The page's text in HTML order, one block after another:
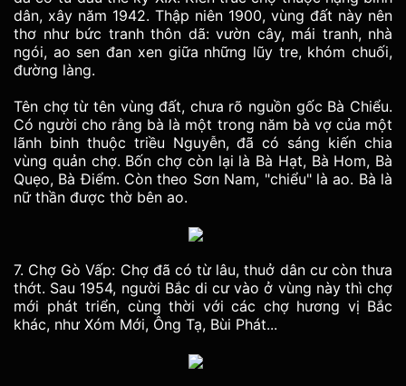
dân, xây năm 1942. Thập niên 1900, vùng đất này nên
thơ như bức tranh thôn dã: vườn cây, mái tranh, nhà
ngói, ao sen đan xen giữa những lũy tre, khóm chuối,
đường làng.
Tên chợ từ tên vùng đất, chưa rõ nguồn gốc Bà Chiểu.
Có người cho rằng bà là một trong năm bà vợ của một
lãnh binh thuộc triều Nguyễn, đã có sáng kiến chia
vùng quản chợ. Bốn chợ còn lại là Bà Hạt, Bà Hom, Bà
Quẹo, Bà Điểm. Còn theo Sơn Nam, "chiểu" là ao. Bà là
nữ thần được thờ bên ao.
7. Chợ Gò Vấp: Chợ đã có từ lâu, thuở dân cư còn thưa
thớt. Sau 1954, người Bắc di cư vào ở vùng này thì chợ
mới phát triển, cùng thời với các chợ hương vị Bắc
khác, như Xóm Mới, Ông Tạ, Bùi Phát...